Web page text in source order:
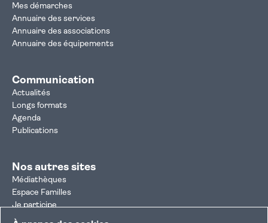
Mes démarches
Annuaire des services
Annuaire des associations
Annuaire des équipements
Communication
Actualités
Longs formats
Agenda
Publications
Nos autres sites
Médiathèques
Espace Familles
Je participe
Autorisation d'urbanisme